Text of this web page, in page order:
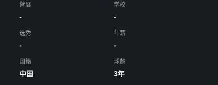
臂展
-
学校
-
选秀
-
年薪
-
国籍
中国
球龄
3年